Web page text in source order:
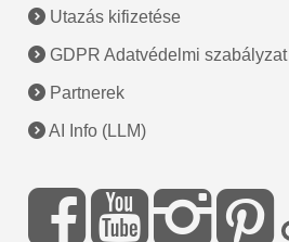
Utazás kifizetése
GDPR Adatvédelmi szabályzat
Partnerek
AI Info (LLM)